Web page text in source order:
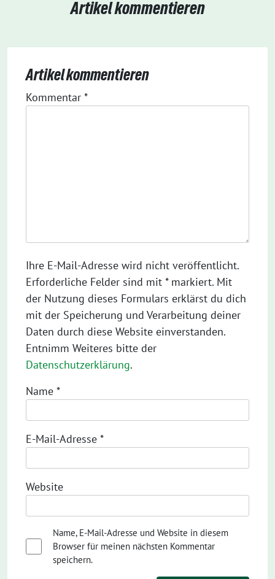
Artikel kommentieren
Artikel kommentieren
Kommentar *
Ihre E-Mail-Adresse wird nicht veröffentlicht.
Erforderliche Felder sind mit * markiert. Mit
der Nutzung dieses Formulars erklärst du dich
mit der Speicherung und Verarbeitung deiner
Daten durch diese Website einverstanden.
Entnimm Weiteres bitte der
Datenschutzerklärung.
Name *
E-Mail-Adresse *
Website
Name, E-Mail-Adresse und Website in diesem
Browser für meinen nächsten Kommentar
speichern.